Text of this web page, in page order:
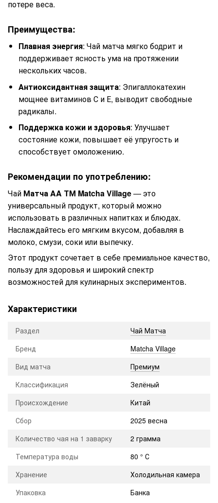
потере веса.
Преимущества:
Плавная энергия: Чай матча мягко бодрит и
поддерживает ясность ума на протяжении
нескольких часов.
Антиоксидантная защита: Эпигаллокатехин
мощнее витаминов С и Е, выводит свободные
радикалы.
Поддержка кожи и здоровья: Улучшает
состояние кожи, повышает её упругость и
способствует омоложению.
Рекомендации по употреблению:
Чай Матча AA ТМ Matcha Village— это
универсальный продукт, который можно
использовать в различных напитках и блюдах.
Наслаждайтесь его мягким вкусом, добавляя в
молоко, смузи, соки или выпечку.
Этот продукт сочетает в себе премиальное качество,
пользу для здоровья и широкий спектр
возможностей для кулинарных экспериментов.
Характеристики
Раздел
Чай Матча
Бренд
Matcha Village
Вид матча
Премиум
Классификация
Зелёный
Происхождение
Китай
Сбор
2025 весна
Количество чая на 1 заварку
2 грамма
Температура воды
80 ° С
Хранение
Холодильная камера
Упаковка
Банка